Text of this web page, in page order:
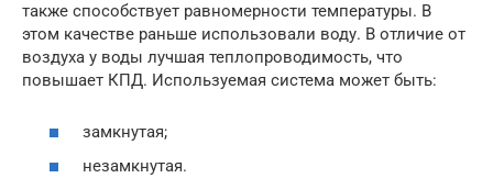
также способствует равномерности температуры. В
этом качестве раньше использовали воду. В отличие от
воздуха у воды лучшая теплопроводимость, что
повышает КПД. Используемая система может быть:
замкнутая;
незамкнутая.